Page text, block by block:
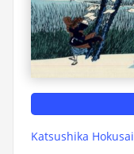
Katsushika Hokusai